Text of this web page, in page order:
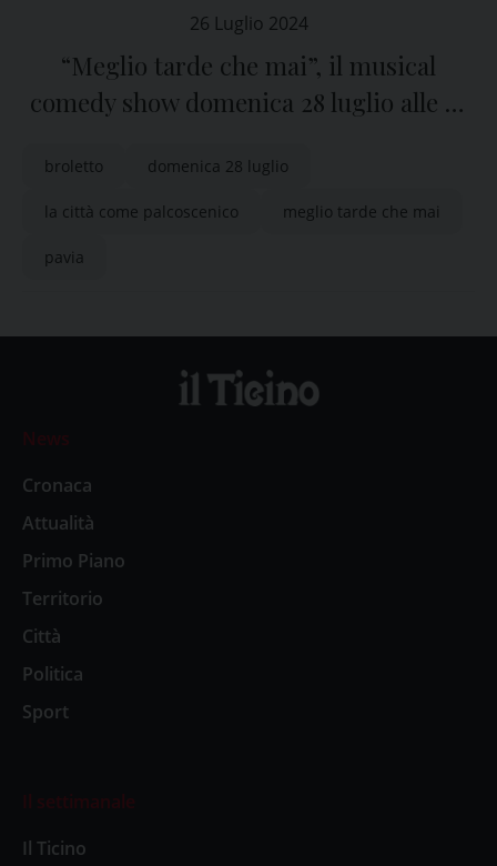
26 Luglio 2024
“Meglio tarde che mai”, il musical
comedy show domenica 28 luglio alle 21
broletto domenica 28 luglio
la città come palcoscenico meglio tarde che mai
pavia
News
Cronaca
Attualità
Primo Piano
Territorio
Città
Politica
Sport
Il settimanale
Il Ticino